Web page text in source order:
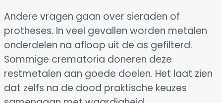
Andere vragen gaan over sieraden of
protheses. In veel gevallen worden metalen
onderdelen na afloop uit de as gefilterd.
Sommige crematoria doneren deze
restmetalen aan goede doelen. Het laat zien
dat zelfs na de dood praktische keuzes